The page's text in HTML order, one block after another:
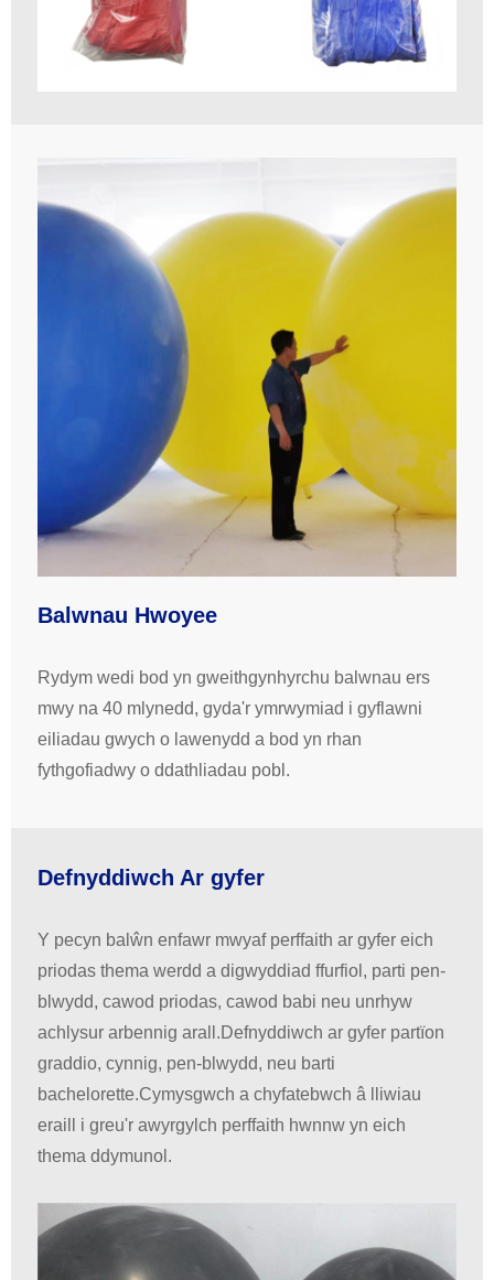
Balwnau Hwoyee
Rydym wedi bod yn gweithgynhyrchu balwnau ers
mwy na 40 mlynedd, gyda'r ymrwymiad i gyflawni
eiliadau gwych o lawenydd a bod yn rhan
fythgofiadwy o ddathliadau pobl.
Defnyddiwch Ar gyfer
Y pecyn balŵn enfawr mwyaf perffaith ar gyfer eich
priodas thema werdd a digwyddiad ffurfiol, parti pen-
blwydd, cawod priodas, cawod babi neu unrhyw
achlysur arbennig arall.Defnyddiwch ar gyfer partïon
graddio, cynnig, pen-blwydd, neu barti
bachelorette.Cymysgwch a chyfatebwch â lliwiau
eraill i greu'r awyrgylch perffaith hwnnw yn eich
thema ddymunol.